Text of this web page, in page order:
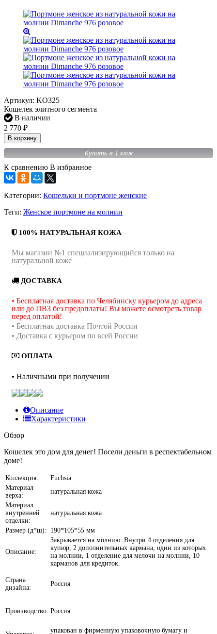
Артикул: KO325
Кошелек элитного сегмента
В наличии
2 770 ₽
В корзину
Купить в 1 клик
К сравнению В избранное
Категории: Кошельки и портмоне женские
Теги: Женское портмоне на молнии
100% НАТУРАЛЬНАЯ КОЖА
Мы магазин №1 специализирующийся только на
натуральной коже
ДОСТАВКА
• Бесплатная доставка по Челябинску курьером до адреса
или до ПВЗ без предоплаты! Вы можете осмотреть товар
перед оплатой!
• Бесплатная доставка Почтой России
• Доставка с курьером по всей России
ОПЛАТА
• Наличными при получении
Описание
Характеристики
Обзор
Кошелек это дом для денег! Посели деньги в респектабельном
доме!
Коллекция:
Fuchsia
Материал
верха:
натуральная кожа
Материал
внутренней
отделки:
натуральная кожа
Размер (д*ш): 190*105*55 мм
Описание:
Закрывается на молнию. Внутри 4 отделения для
купюр, 2 дополнительных кармана, один из которых
на молнии, 1 отделение для мелочи на молнии, 10
карманов для кредиток.
Страна
дизайна:
Россия
Производство: Россия
упакован в фирменную упаковочную бумагу и